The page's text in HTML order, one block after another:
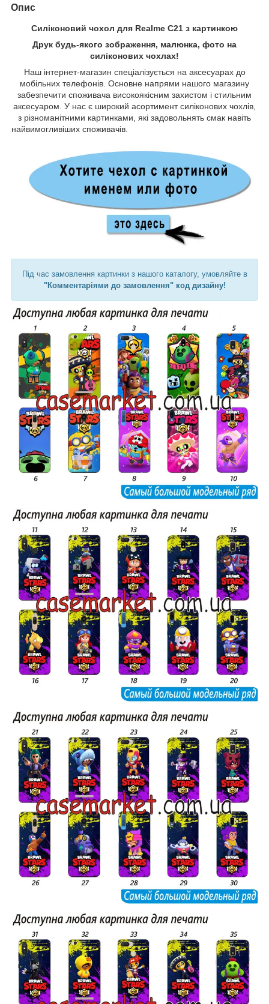
Опис
Силіконовий чохол для Realme C21 з картинкою
Друк будь-якого зображення, малюнка, фото на
силіконових чохлах!
Наш інтернет-магазин спеціалізується на аксесуарах до
мобільних телефонів. Основне напрями нашого магазину
забезпечити споживача високоякісним захистом і стильним
аксесуаром. У нас є широкий асортимент силіконових чохлів,
з різноманітними картинками, які задовольнять смак навіть
найвимогливіших споживачів.
Під час замовлення картинки з нашого каталогу, умовляйте в
"Комментаріями до замовлення" код дизайну!